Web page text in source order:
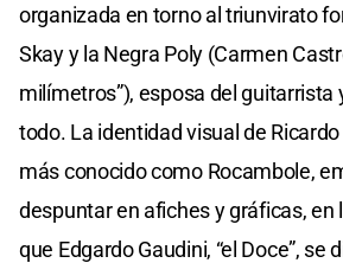
organizada en torno al triunvirato
Skay y la Negra Poly (Carmen
milímetros”), esposa del guitarrista
todo. La identidad visual de Ricardo
más conocido como Rocambole,
despuntar en afiches y gráficas, en
que Edgardo Gaudini, “el Doce”, se